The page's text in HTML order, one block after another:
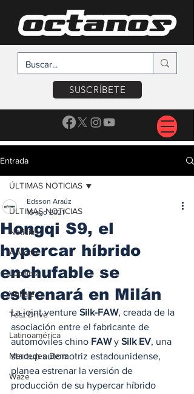
SUSCRÍBETE
Entrada
ÚLTIMAS NOTICIAS
Noticias
A Motor
Locales
Voltaje
Test Drive
Latinoamérica
Mercedes Benz
Waze
ÚLTIMAS NOTICIAS
Hongqi S9, el
hypercar híbrido
enchufable se
estrenará en Milán
Edsson Araúz
16 ago 2021
La joint venture Silk-FAW, creada de la
asociación entre el fabricante de
automóviles chino FAW y Silk EV, una
startup automotriz estadounidense,
planea estrenar la versión de
producción de su hypercar híbrido